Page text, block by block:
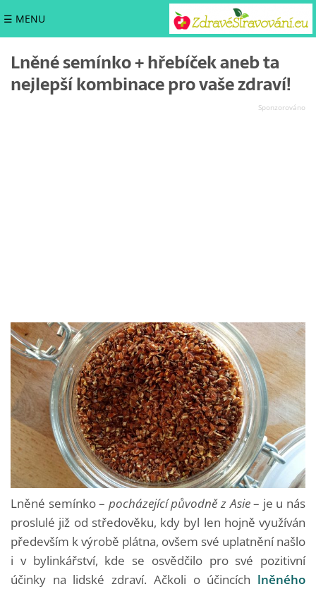
☰ MENU
Lněné semínko + hřebíček aneb ta
nejlepší kombinace pro vaše zdraví!
Lněné semínko – pocházející původně z Asie– je u nás
proslulé již od středověku, kdy byl len hojně využíván
především k výrobě plátna, ovšem své uplatnění našlo
i v bylinkářství, kde se osvědčilo pro své pozitivní
účinky na lidské zdraví. Ačkoli o účincích lněného